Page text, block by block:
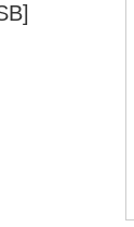
店舗一覧